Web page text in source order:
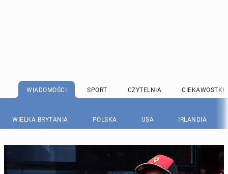
WIADOMOŚCI SPORT CZYTELNIA CIEKAWOSTKI
WIELKA BRYTANIA POLSKA USA IRLANDIA